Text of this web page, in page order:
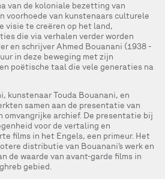
van de koloniale bezetting van
voorhoede van kunstenaars culturele
visie te creëren op het land,
die via verhalen verder worden
en schrijver Ahmed Bouanani (1938 -
in deze beweging met zijn
poëtische taal die vele generaties na
kunstenaar Touda Bouanani, en
samen aan de presentatie van
omvangrijke archief. De presentatie bij
voor de vertaling en
films in het Engels, een primeur. Het
distributie van Bouanani’s werk en
de waarde van avant-garde films in
gebied.